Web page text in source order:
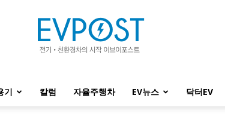
기 칼럼 자율주행차 EV뉴스 닥터EV